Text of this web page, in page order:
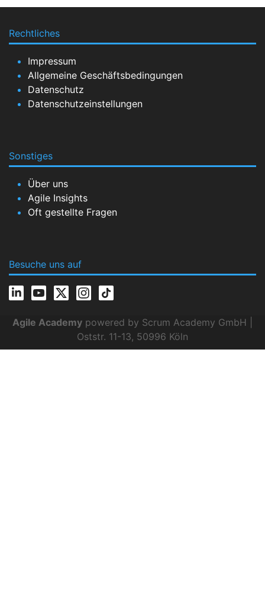
Rechtliches
Impressum
Allgemeine Geschäftsbedingungen
Datenschutz
Datenschutzeinstellungen
Sonstiges
Über uns
Agile Insights
Oft gestellte Fragen
Besuche uns auf
Agile Academy powered by Scrum Academy GmbH |
Oststr. 11-13, 50996 Köln